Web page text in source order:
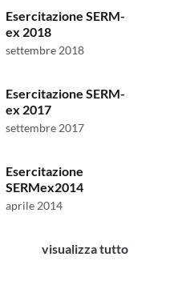
Esercitazione SERM-
ex 2018
settembre 2018
Esercitazione SERM-
ex 2017
settembre 2017
Esercitazione
SERMex2014
aprile 2014
visualizza tutto